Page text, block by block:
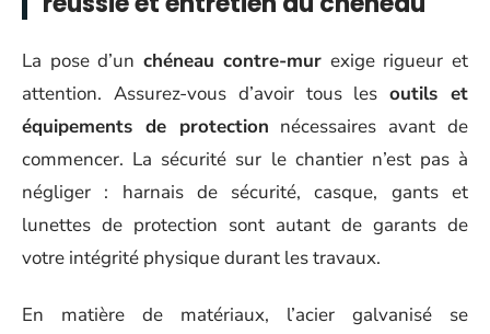
La pose d’un chéneau contre-mur exige rigueur et
attention. Assurez-vous d’avoir tous lesoutils et
équipements de protection nécessaires avant de
commencer. La sécurité sur le chantier n’est pas à
négliger : harnais de sécurité, casque, gants et
lunettes de protection sont autant de garants de
votre intégrité physique durant les travaux.
En matière de matériaux, l’acier galvanisé se